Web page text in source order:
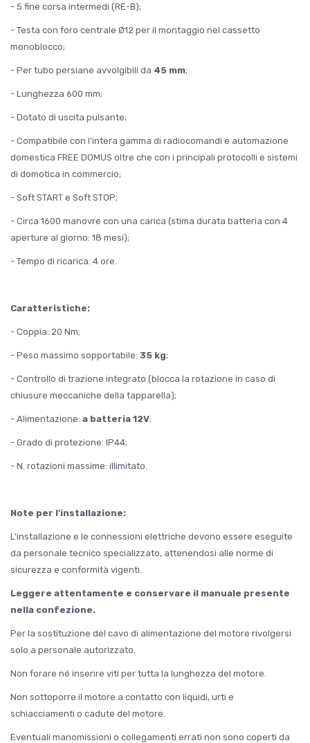
- 5 fine corsa intermedi (RE-B);
- Testa con foro centrale Ø12 per il montaggio nel cassetto
monoblocco;
- Per tubo persiane avvolgibili da 45 mm;
- Lunghezza 600 mm;
- Dotato di uscita pulsante;
- Compatibile con l'intera gamma di radiocomandi e automazione
domestica FREE DOMUS oltre che con i principali protocolli e sistemi
di domotica in commercio;
- Soft START e Soft STOP;
- Circa 1600 manovre con una carica (stima durata batteria con 4
aperture al giorno: 18 mesi);
- Tempo di ricarica: 4 ore.
Caratteristiche:
- Coppia: 20 Nm;
- Peso massimo sopportabile: 35 kg;
- Controllo di trazione integrato (blocca la rotazione in caso di
chiusure meccaniche della tapparella);
- Alimentazione: a batteria 12V;
- Grado di protezione: IP44;
- N. rotazioni massime: illimitato.
Note per l'installazione:
L'installazione e le connessioni elettriche devono essere eseguite
da personale tecnico specializzato, attenendosi alle norme di
sicurezza e conformità vigenti.
Leggere attentamente e conservare il manuale presente
nella confezione.
Per la sostituzione del cavo di alimentazione del motore rivolgersi
solo a personale autorizzato.
Non forare né inserire viti per tutta la lunghezza del motore.
Non sottoporre il motore a contatto con liquidi, urti e
schiacciamenti o cadute del motore.
Eventuali manomissioni o collegamenti errati non sono coperti da